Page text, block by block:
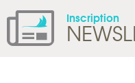
Inscription